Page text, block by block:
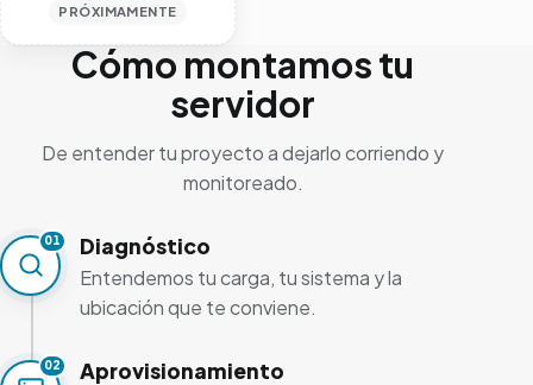
PRÓXIMAMENTE
Cómo montamos tu
servidor
De entender tu proyecto a dejarlo corriendo y
monitoreado.
01 Diagnóstico
Entendemos tu carga, tu sistema y la
ubicación que te conviene.
02 Aprovisionamiento